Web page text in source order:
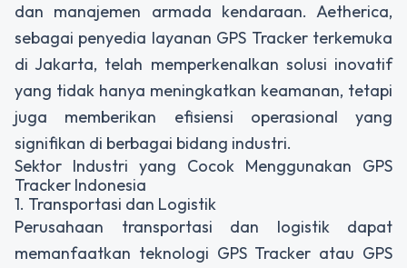
dan manajemen armada kendaraan. Aetherica,
sebagai penyedia layanan GPS Tracker terkemuka
di Jakarta, telah memperkenalkan solusi inovatif
yang tidak hanya meningkatkan keamanan, tetapi
juga memberikan efisiensi operasional yang
signifikan di berbagai bidang industri.
Sektor Industri yang Cocok Menggunakan GPS
Tracker Indonesia
1. Transportasi dan Logistik
Perusahaan transportasi dan logistik dapat
memanfaatkan teknologi GPS Tracker atau GPS